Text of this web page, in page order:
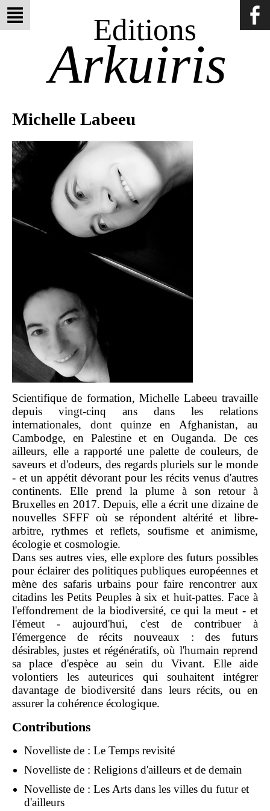
Editions
Arkuiris
Michelle Labeeu
Scientifique de formation, Michelle Labeeu travaille
depuis vingt-cinq ans dans les relations
internationales, dont quinze en Afghanistan, au
Cambodge, en Palestine et en Ouganda. De ces
ailleurs, elle a rapporté une palette de couleurs, de
saveurs et d'odeurs, des regards pluriels sur le monde
- et un appétit dévorant pour les récits venus d'autres
continents. Elle prend la plume à son retour à
Bruxelles en 2017. Depuis, elle a écrit une dizaine de
nouvelles SFFF où se répondent altérité et libre-
arbitre, rythmes et reflets, soufisme et animisme,
écologie et cosmologie.
Dans ses autres vies, elle explore des futurs possibles
pour éclairer des politiques publiques européennes et
mène des safaris urbains pour faire rencontrer aux
citadins les Petits Peuples à six et huit-pattes. Face à
l'effondrement de la biodiversité, ce qui la meut - et
l'émeut - aujourd'hui, c'est de contribuer à
l'émergence de récits nouveaux : des futurs
désirables, justes et régénératifs, où l'humain reprend
sa place d'espèce au sein du Vivant. Elle aide
volontiers les auteurices qui souhaitent intégrer
davantage de biodiversité dans leurs récits, ou en
assurer la cohérence écologique.
Contributions
Novelliste de : Le Temps revisité
Novelliste de : Religions d'ailleurs et de demain
Novelliste de : Les Arts dans les villes du futur et
d'ailleurs